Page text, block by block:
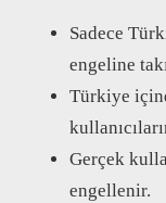
Sadece
engeline
Türkiye
Gerçek
engellenir.